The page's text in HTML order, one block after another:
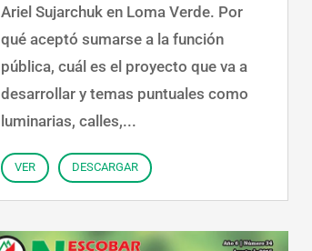
Ariel Sujarchuk en Loma Verde. Por
qué aceptó sumarse a la función
pública, cuál es el proyecto que va a
desarrollar y temas puntuales como
luminarias, calles,...
VER DESCARGAR